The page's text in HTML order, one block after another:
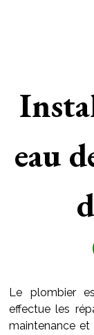
eau
Le plombier
effectue les
maintenance